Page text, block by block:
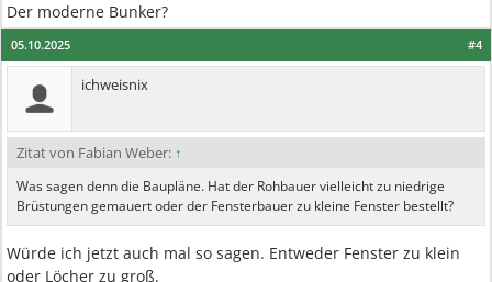
Der moderne Bunker?
#4
05.10.2025
ichweisnix
Zitat von Fabian Weber: ↑
Was sagen denn die Baupläne. Hat der Rohbauer vielleicht zu niedrige
Brüstungen gemauert oder der Fensterbauer zu kleine Fenster bestellt?
Würde ich jetzt auch mal so sagen. Entweder Fenster zu klein
oder Löcher zu groß.